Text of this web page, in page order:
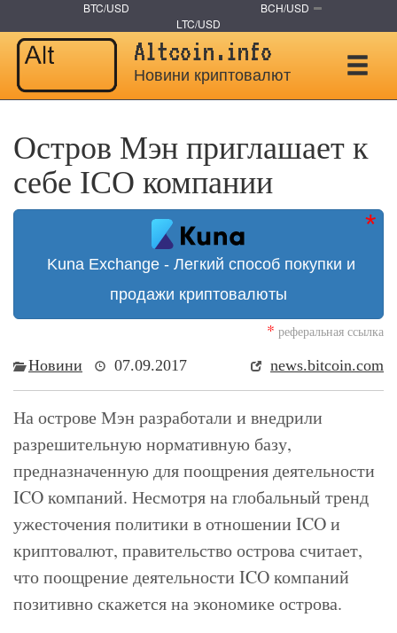
BTC/USD
BCH/USD
LTC/USD
Altcoin.info
Новини криптовалют
Остров Мэн приглашает к
себе ICO компании
Kuna Exchange - Легкий способ покупки и
продажи криптовалюты
* реферальная ссылка
Новини 07.09.2017 news.bitcoin.com
На острове Мэн разработали и внедрили
разрешительную нормативную базу,
предназначенную для поощрения деятельности
ICO компаний. Несмотря на глобальный тренд
ужесточения политики в отношении ICO и
криптовалют, правительство острова считает,
что поощрение деятельности ICO компаний
позитивно скажется на экономике острова.